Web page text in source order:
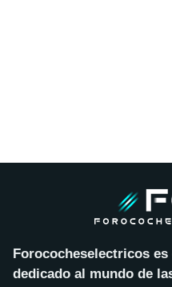
Forococheselectricos
dedicado al mundo de